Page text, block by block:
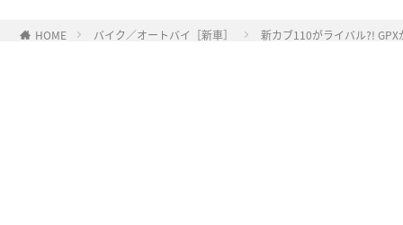
HOME バイク／オートバイ［新車］ 新カブ110がライバル?!